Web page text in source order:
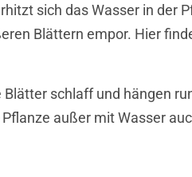
sich das Wasser in der
Blättern empor. Hier
schlaff und hängen
außer mit Wasser